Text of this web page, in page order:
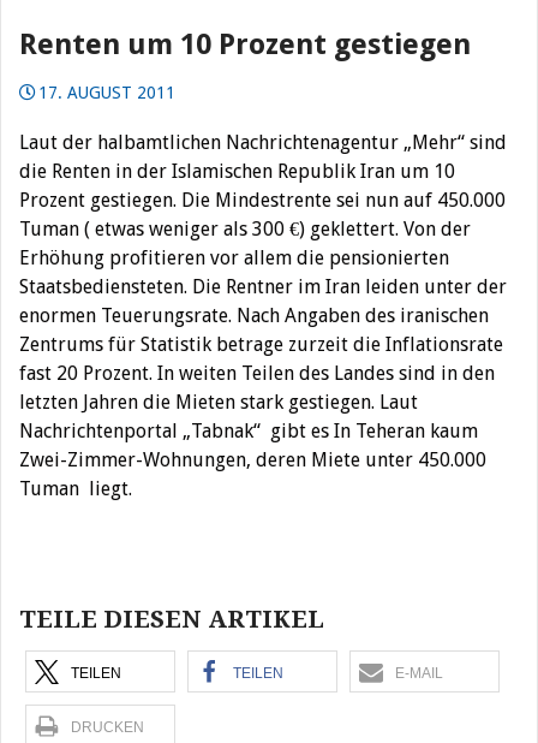
Renten um 10 Prozent gestiegen
17. AUGUST 2011
Laut der halbamtlichen Nachrichtenagentur „Mehr“ sind
die Renten in der Islamischen Republik Iran um 10
Prozent gestiegen. Die Mindestrente sei nun auf 450.000
Tuman ( etwas weniger als 300 €) geklettert. Von der
Erhöhung profitieren vor allem die pensionierten
Staatsbediensteten. Die Rentner im Iran leiden unter der
enormen Teuerungsrate. Nach Angaben des iranischen
Zentrums für Statistik betrage zurzeit die Inflationsrate
fast 20 Prozent. In weiten Teilen des Landes sind in den
letzten Jahren die Mieten stark gestiegen. Laut
Nachrichtenportal „Tabnak“ gibt es In Teheran kaum
Zwei-Zimmer-Wohnungen, deren Miete unter 450.000
Tuman liegt.
TEILE DIESEN ARTIKEL
TEILEN TEILEN E-MAIL
DRUCKEN